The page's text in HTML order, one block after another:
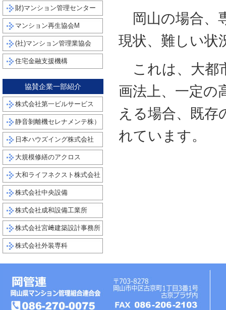
岡山の場合、
現状、難しい状
これは、大都
画法上、一定の
える場合、既
れています。
財)マンション管理センター
マンション再生協会M
(社)マンション管理業協会
住宅金融支援機構
協賛企業一部紹介
株式会社第一ビルサービス
静音剝離機セレナメンテ株）
日本ハウズイング株式会社
大規模修繕のアクロス
大和ライフネクスト株式会社
株式会社中央設備
株式会社成和設備工業所
株式会社宮﨑建築設計事務所
株式会社外装専科